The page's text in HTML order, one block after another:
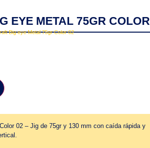
EYE METAL 75GR COLOR
Big eye Metal 75gr Color 02
02 – Jig de 75gr y 130 mm con caída rápida y